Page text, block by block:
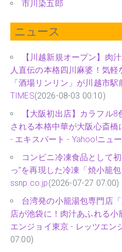
市川染五郎
ニュース
【川越新規オープン】肉
人直伝の本格四川麻婆！気
「酒場リンリン」が川越市
TIMES(2026-08-03 00:10)
【大阪初出店】カラフル
される本格中華が大阪心斎橋
- エキスパート - Yahoo!ニュ
コンビニ冷凍食品として
っ”を再現した冷凍「焼小籠
ssnp.co.jp(2026-07-27 07:00)
台湾発の小籠湯包専門店
店が池袋に！肉汁あふれる
エンジョイ東京 - レッツエン
07:00)